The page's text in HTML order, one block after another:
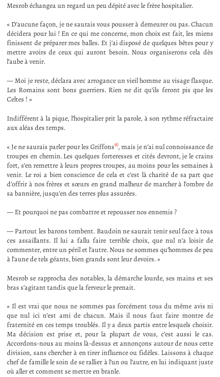
Mesrob échangea un regard un peu dépité avec le frère hospitalier.
« D’aucune façon, je ne saurais vous pousser à demeurer ou pas. Chacun
décidera pour lui ! En ce qui me concerne, mon choix est fait, les miens
finissent de préparer mes balles. Et j’ai disposé de quelques bêtes pour y
mettre avoirs de ceux qui auront besoin. Nous organiserons cela dès
l’aube à venir.
— Moi je reste, déclara avec arrogance un vieil homme au visage flasque.
Les Romains sont bons guerriers. Rien ne dit qu’ils feront pis que les
Celtes ! »
Indifférent à la pique, l’hospitalier prit la parole, à son rythme réfractaire
aux aléas des temps.
« Je ne saurais parler pour les Griffons9), mais je n’ai nul connoissance de
troupes en chemin. Les quelques forteresses et cités devront, je le crains
fort, s’en remettre à leurs propres troupes, au moins pour les semaines à
venir. Le roi a bien conscience de cela et c’est là charité de sa part que
d’offrir à nos frères et sœurs en grand malheur de marcher à l’ombre de
sa bannière, jusqu’en des terres plus assurées.
— Et pourquoi ne pas combattre et repousser nos ennemis ?
— Partout les barons tombent. Baudoin ne saurait tenir seul face à tous
ces assaillants. Il lui a fallu faire terrible choix, que nul n’a loisir de
commenter, entre un péril et l’autre. Nous ne sommes qu’hommes de peu
à l’aune de tels géants, bien grands sont leur devoirs. »
Mesrob se rapprocha des notables, la démarche lourde, ses mains et ses
bras s’agitant tandis que la ferveur le prenait.
« Il est vrai que nous ne sommes pas forcément tous du même avis ni
que nul ici n’est ami de chacun. Mais il nous faut faire montre de
fraternité en ces temps troublés. Il y a deux partis entre lesquels choisir.
Ma décision est prise et, pour la plupart de vous, c’est aussi le cas.
Accordons-nous au moins là-dessus et annonçons autour de nous cette
division, sans chercher à en tirer influence ou fidèles. Laissons à chaque
chef de famille le soin de se rallier à l’un ou l’autre, en lui indiquant juste
où aller et comment se mettre en branle.